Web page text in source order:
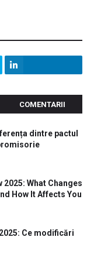
COMENTARII
dintre pactul
What Changes
How It Affects You
Ce modificări